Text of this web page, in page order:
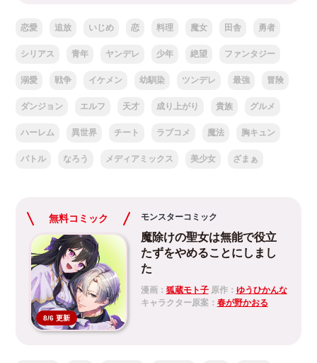
恋愛 追放 いじめ 恋 料理 魔女 田舎 勇者
シリアス 青年 ヤンデレ 少年 絶望 ファンタジー
溺愛 戦争 イケメン 幼馴染 ツンデレ 最強 冒険
ダンジョン エルフ 天才 成り上がり 貴族 グルメ
ハーレム 異世界 チート ラブコメ 魔法 胸キュン
バトル なろう メディアミックス 美少女 ざまぁ
無料コミック
8/6 更新
モンスターコミック
魔除けの聖女は無能で役立
たずをやめることにしまし
た
漫画： 狐蔵モト子原作： ゆうひかんな
キャラクター原案： 春が野かおる